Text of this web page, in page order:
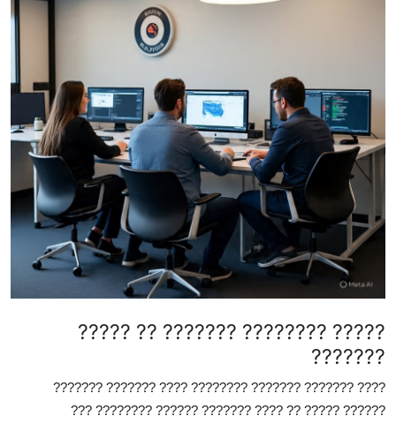
Health
Advertise with US
Crypto
Business
Finance
Real Estate????? ???????? ??????? ?? ?????
???????
???? ??????? ??????? ???????? ???? ??????? ???????
?????? ????? ?? ???? ??????? ?????? ???????? ???